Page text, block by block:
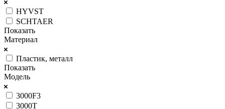
HYVST
SCHTAER
Показать
Материал
Пластик, металл
Показать
Модель
3000F3
3000T